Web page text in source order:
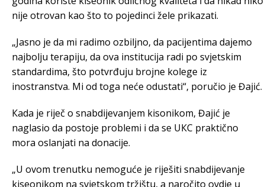
nije otrovan kao što to pojedinci žele prikazati.
„Jasno je da mi radimo ozbiljno, da pacijentima dajemo
najbolju terapiju, da ova institucija radi po svjetskim
standardima, što potvrđuju brojne kolege iz
inostranstva. Mi od toga neće odustati“, poručio je Đajić.
Кada je riječ o snabdijevanjem kisonikom, Đajić je
naglasio da postoje problemi i da se UКC praktično
mora oslanjati na donacije.
„U ovom trenutku nemoguće je riješiti snabdijevanje
kiseonikom na svjetskom tržištu, a naročito ovdje u